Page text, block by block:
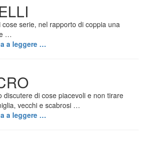
cose serie, nel rapporto di coppia una
…
a leggere …
discutere di cose piacevoli e non tirare
vecchi e scabrosi …
a leggere …